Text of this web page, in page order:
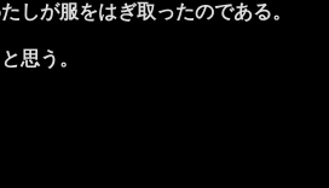
しが服をはぎ取ったのである。
思う。